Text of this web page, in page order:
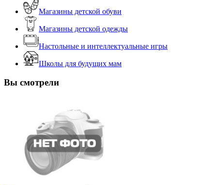
Магазины детской обуви
Магазины детской одежды
Настольные и интеллектуальные игры
Школы для будущих мам
Вы смотрели